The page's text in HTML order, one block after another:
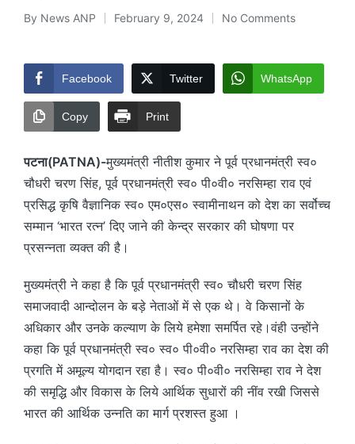
Posted
By News ANP February 9, 2024 No Comments
Facebook Twitter WhatsApp
Copy Print
पटना(PATNA)-मुख्यमंत्री नीतीश कुमार ने पूर्व प्रधानमंत्री स्व०
चौधरी चरण सिंह, पूर्व प्रधानमंत्री स्व० पी०वी० नरसिम्हा राव एवं
प्रसिद्ध कृषि वैज्ञानिक स्व० एम०एस० स्वामीनाथन को देश का सर्वोच्च
सम्मान ‘भारत रत्न’ दिए जाने की केन्द्र सरकार की घोषणा पर
प्रसन्नता व्यक्त की है।
मुख्यमंत्री ने कहा है कि पूर्व प्रधानमंत्री स्व० चौधरी चरण सिंह
समाजवादी आन्दोलन के बड़े नेताओं में से एक थे। वे किसानों के
अधिकार और उनके कल्याण के लिये हमेशा समर्पित रहे।वंही उन्होंने
कहा कि पूर्व प्रधानमंत्री स्व० स्व० पी०वी० नरसिम्हा राव का देश की
प्रगति में अमूल्य योगदान रहा है। स्व० पी०वी० नरसिम्हा राव ने देश
की समृद्धि और विकास के लिये आर्थिक सुधारों की नींव रखी जिससे
भारत की आर्थिक उन्नति का मार्ग प्रशस्त हुआ ।